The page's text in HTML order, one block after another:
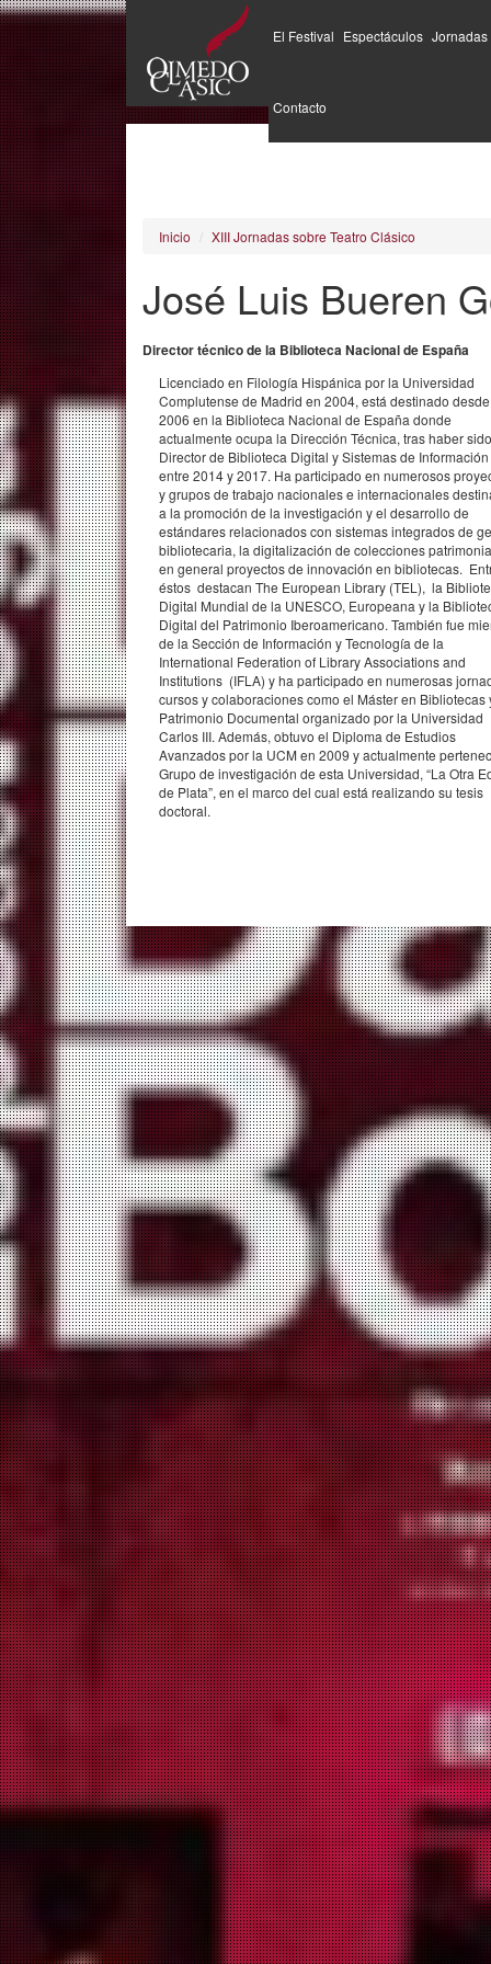
Pasar
al
contenido
principal
El Festival Espectáculos Jornadas
Contacto
Inicio XIII Jornadas sobre Teatro Clásico
José Luis Bueren
Director técnico de la Biblioteca Nacional de España
Licenciado en Filología Hispánica por la Universidad
Complutense de Madrid en 2004, está destinado desde
2006 en la Biblioteca Nacional de España donde
actualmente ocupa la Dirección Técnica, tras haber sido
Director de Biblioteca Digital y Sistemas de Información
entre 2014 y 2017. Ha participado en numerosos
y grupos de trabajo nacionales e internacionales
a la promoción de la investigación y el desarrollo de
estándares relacionados con sistemas integrados de
bibliotecaria, la digitalización de colecciones
en general proyectos de innovación en bibliotecas.
éstos destacan The European Library (TEL), la
Digital Mundial de la UNESCO, Europeana y la
Digital del Patrimonio Iberoamericano. También fue
de la Sección de Información y Tecnología de la
International Federation of Library Associations and
Institutions (IFLA) y ha participado en numerosas
cursos y colaboraciones como el Máster en Bibliotecas
Patrimonio Documental organizado por la Universidad
Carlos III. Además, obtuvo el Diploma de Estudios
Avanzados por la UCM en 2009 y actualmente
Grupo de investigación de esta Universidad, “La Otra
de Plata”, en el marco del cual está realizando su tesis
doctoral.